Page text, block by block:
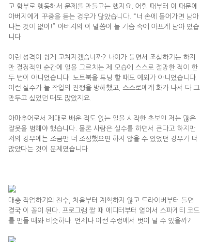
고 함부로 행동해서 문제를 만들고는 했지요. 어릴 때부터 이 때문에
아버지에게 꾸중을 듣는 경우가 많았습니다. “너 손에 들어가면 남아
나는 것이 없어!” 아버지의 이 말씀이 늘 가슴 속에 아프게 남아 있습
니다.
이런 성격이 쉽게 고쳐지겠습니까? 나이가 들면서 조심하기는 하지
만 결정적인 순간에 일을 그르치는 제 모습에 스스로 절망한 적이 한
두 번이 아니었습니다. 노트북을 튜닝 할 때도 예외가 아니었습니다.
이런 실수가 늘 작업의 진행을 방해했고, 스스로에게 화가 나서 다 그
만두고 싶었던 때도 많았지요.
아마추어로서 제대로 배운 적도 없는 일을 시작한 초보인 저는 많은
잘못을 범해야 했습니다. 물론 사람은 실수를 하면서 큰다고 하지만
저의 경우에는 조금만 더 조심했으면 하지 않을 수 있었던 경우가 더
많았다는 것이 문제였습니다.
대충 작업하기의 진수, 처음부터 계획하지 않고 드라이버부터 들면
결국 이 꼴이 된다. 프로그램 짤 때 에디터부터 열어서 스파게티 코드
를 만들 때와 비슷하다. 언제나 이런 수렁에서 벗어 날 수 있을까?